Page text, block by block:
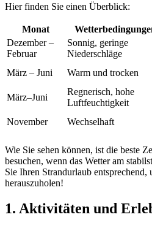
Hier finden Sie einen Überblick:
Monat
Dezember –
Februar
Sonnig, geringe
Niederschläge
März – Juni
Warm und trocken
März–Juni
Regnerisch, hohe
Luftfeuchtigkeit
November
Wechselhaft
Wie Sie sehen können, ist die beste
besuchen, wenn das Wetter am
Sie Ihren Strandurlaub entsprechend,
herauszuholen!
1. Aktivitäten und